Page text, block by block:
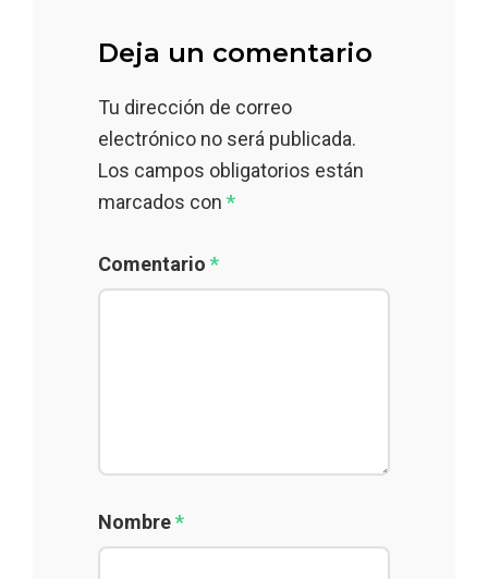
Deja un comentario
Tu dirección de correo
electrónico no será publicada.
Los campos obligatorios están
marcados con *
Comentario *
Nombre*